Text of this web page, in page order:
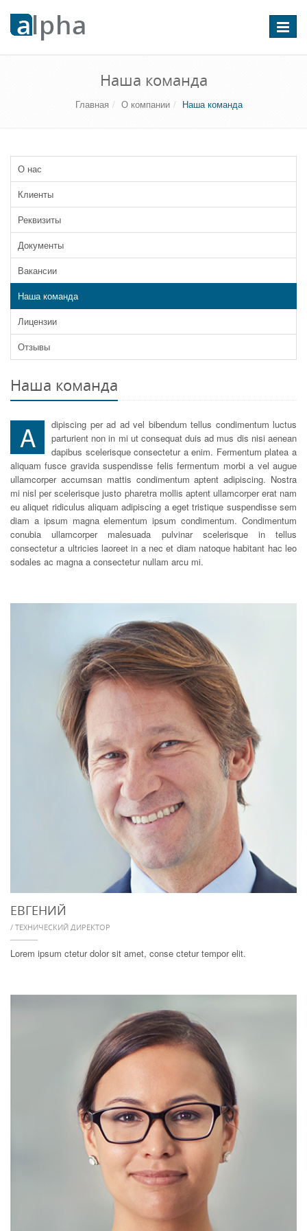
Наша команда
Главная О компании Наша команда
О нас
Клиенты
Реквизиты
Документы
Вакансии
Наша команда
Лицензии
Отзывы
Наша команда
A
dipiscing per ad ad vel bibendum tellus condimentum luctus
parturient non in mi ut consequat duis ad mus dis nisi aenean
dapibus scelerisque consectetur a enim. Fermentum platea a
aliquam fusce gravida suspendisse felis fermentum morbi a vel augue
ullamcorper accumsan mattis condimentum aptent adipiscing. Nostra
mi nisl per scelerisque justo pharetra mollis aptent ullamcorper erat nam
eu aliquet ridiculus aliquam adipiscing a eget tristique suspendisse sem
diam a ipsum magna elementum ipsum condimentum. Condimentum
conubia ullamcorper malesuada pulvinar scelerisque in tellus
consectetur a ultricies laoreet in a nec et diam natoque habitant hac leo
sodales ac magna a consectetur nullam arcu mi.
ЕВГЕНИЙ
/ ТЕХНИЧЕСКИЙ ДИРЕКТОР
Lorem ipsum ctetur dolor sit amet, conse ctetur tempor elit.